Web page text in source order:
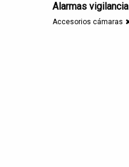
Alarmas vigilancia
Accesorios cámaras